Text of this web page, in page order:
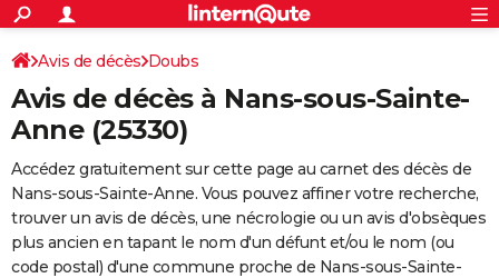
ACTUALITÉS
Politique
Société
Faits Divers
Education
Monde
Villes
+
SPORT
Coupe du monde 2026
Football
Tennis
Cyclisme
Rugby
Forum
FINANCE
Retraite
Impôts
Epargne
Immobilier
Risques naturels par ville
Banque
Assurance
Crédit
Essais
Réserver un essai
Citadines
Berlines
SUV
Forum auto
+
HIGH-TECH
Avis de décès Doubs
Avis de décès à Nans-sous-Sainte-
Anne (25330)
Accédez gratuitement sur cette page au carnet des décès de
Nans-sous-Sainte-Anne. Vous pouvez affiner votre recherche,
trouver un avis de décès, une nécrologie ou un avis d'obsèques
plus ancien en tapant le nom d'un défunt et/ou le nom (ou
code postal) d'une commune proche de Nans-sous-Sainte-